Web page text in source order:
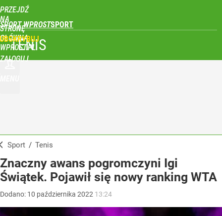
PRZEJDŹ
NA
STRONĘ
GŁÓWNĄ
WPROST.PL
SPORT WPROST
ZALOGUJ
TENIS
Sport / Tenis
Znaczny awans pogromczyni Igi
Świątek. Pojawił się nowy ranking WTA
Dodano: 10 października 2022 13:24